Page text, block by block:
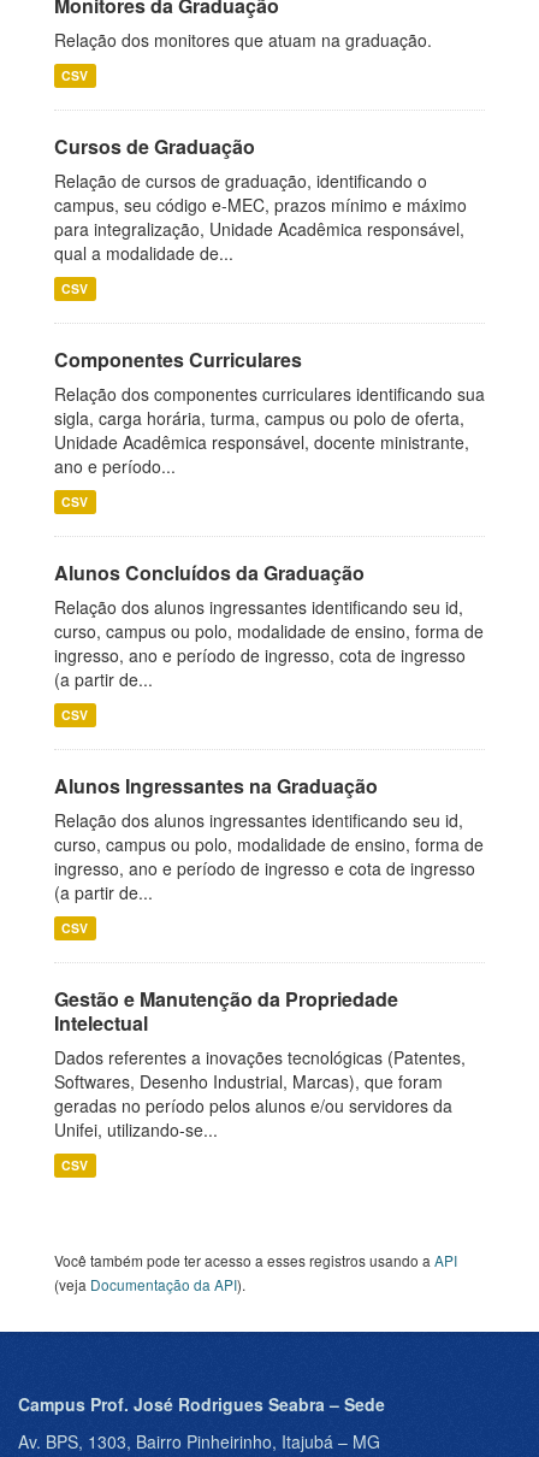
Relação dos monitores que atuam na graduação.
CSV
Cursos de Graduação
Relação de cursos de graduação, identificando o
campus, seu código e-MEC, prazos mínimo e máximo
para integralização, Unidade Acadêmica responsável,
qual a modalidade de...
CSV
Componentes Curriculares
Relação dos componentes curriculares identificando sua
sigla, carga horária, turma, campus ou polo de oferta,
Unidade Acadêmica responsável, docente ministrante,
ano e período...
CSV
Alunos Concluídos da Graduação
Relação dos alunos ingressantes identificando seu id,
curso, campus ou polo, modalidade de ensino, forma de
ingresso, ano e período de ingresso, cota de ingresso
(a partir de...
CSV
Alunos Ingressantes na Graduação
Relação dos alunos ingressantes identificando seu id,
curso, campus ou polo, modalidade de ensino, forma de
ingresso, ano e período de ingresso e cota de ingresso
(a partir de...
CSV
Gestão e Manutenção da Propriedade
Intelectual
Dados referentes a inovações tecnológicas (Patentes,
Softwares, Desenho Industrial, Marcas), que foram
geradas no período pelos alunos e/ou servidores da
Unifei, utilizando-se...
CSV
Você também pode ter acesso a esses registros usando a API
(veja Documentação da API).
Campus Prof. José Rodrigues Seabra – Sede
Av. BPS, 1303, Bairro Pinheirinho, Itajubá – MG